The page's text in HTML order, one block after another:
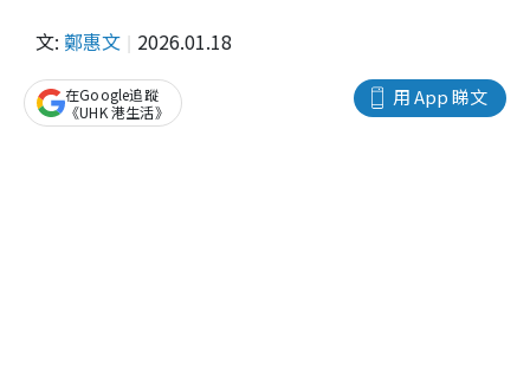
文: 鄭惠文 2026.01.18
用 App 睇文
在Google追蹤
《UHK 港生活》